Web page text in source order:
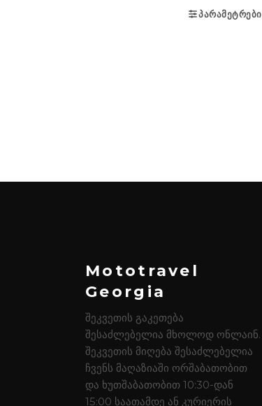
ᲞᲐᲠᲐᲛᲔᲢᲠᲔᲑᲘ
Mototravel
Georgia
შეკვეთის გაკეთება
შესაძლებელია მხოლოდ ონლაინ.
შეკვეთის მიღება შესაძლებელია
ჩვენს მაღაზიაში ორშაბათობით
და ხუთშაბათობით 10:30-დან
15:00 საათამდე ან კურიერის